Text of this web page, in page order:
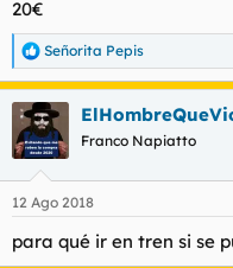
20€
R
e
a
c
c
i
e
:
Señorita Pepis
Franco Napiatto
12 Ago 2018
para qué ir en tren si se